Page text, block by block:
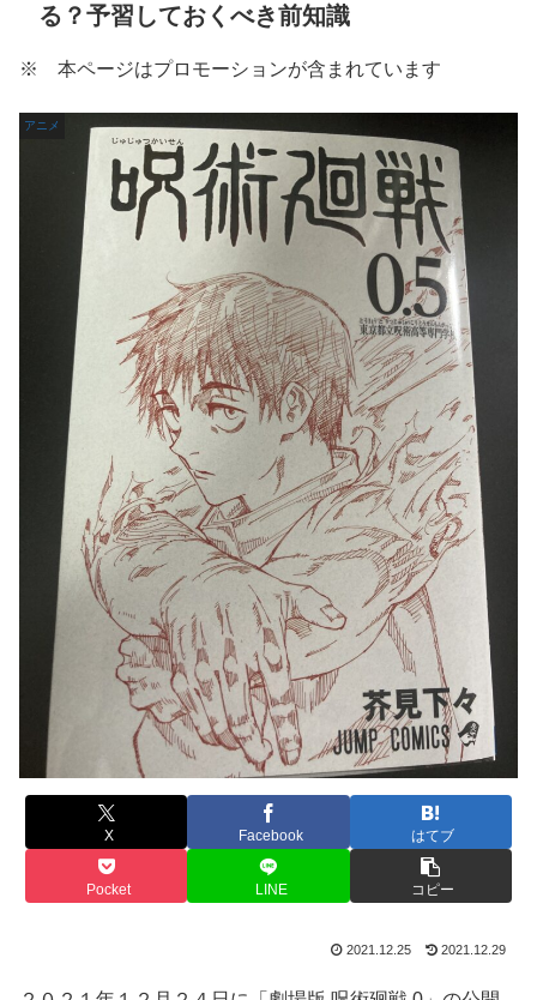
る？予習しておくべき前知識
※ 本ページはプロモーションが含まれています
アニメ
X Facebook はてブ
Pocket LINE コピー
2021.12.25 2021.12.29